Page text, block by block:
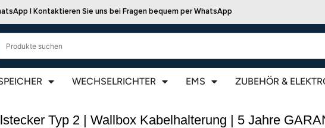
| Kontaktieren Sie uns bei Fragen bequem per WhatsApp
WECHSELRICHTER EMS ZUBEHÖR &
Typ 2 | Wallbox Kabelhalterung | 5 Jahre